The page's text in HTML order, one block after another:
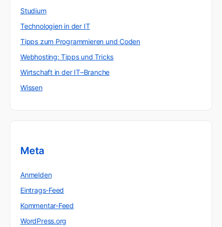
Studium
Technologien in der IT
Tipps zum Programmieren und Coden
Webhosting: Tipps und Tricks
Wirtschaft in der IT–Branche
Wissen
Meta
Anmelden
Eintrags-Feed
Kommentar-Feed
WordPress.org